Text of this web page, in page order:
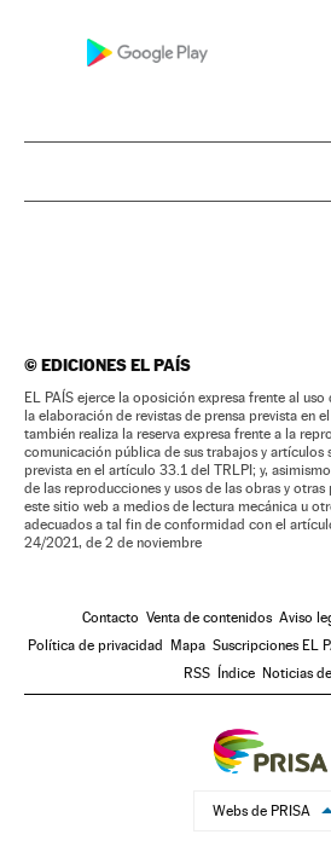
©EDICIONES EL PAÍS
EL PAÍS ejerce la oposición expresa frente al
la elaboración de revistas de prensa prevista en
también realiza la reserva expresa frente a la
comunicación pública de sus trabajos y artículos
prevista en el artículo 33.1 del TRLPI; y,
de las reproducciones y usos de las obras y
este sitio web a medios de lectura mecánica u
adecuados a tal fin de conformidad con el
24/2021, de 2 de noviembre
Contacto Venta de contenidos Aviso
Política de privacidad
Mapa Suscripciones EL
RSS
Índice Noticias
Webs de PRISA